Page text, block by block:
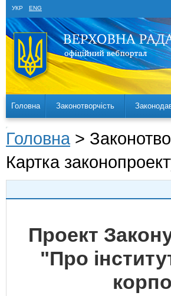
УКР ENG
Головна Законотворчість
Головна >
Картка
Проект
"Про